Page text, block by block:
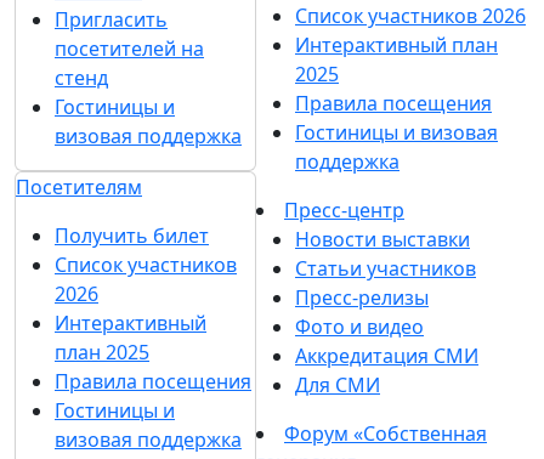
Пригласить
посетителей на
стенд
Гостиницы и
визовая поддержка
Посетителям
Получить билет
Список участников
2026
Интерактивный
план 2025
Правила посещения
Гостиницы и
визовая поддержка
Список участников 2026
Интерактивный план
2025
Правила посещения
Гостиницы и визовая
поддержка
Пресс-центр
Новости выставки
Статьи участников
Пресс-релизы
Фото и видео
Аккредитация СМИ
Для СМИ
Форум «Собственная